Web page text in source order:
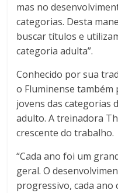
mas no
categorias. Desta
buscar títulos e
categoria adulta”.
Conhecido por sua
o Fluminense
jovens das categorias
adulto. A treinadora
crescente do trabalho.
“Cada ano foi um
geral. O
progressivo, cada